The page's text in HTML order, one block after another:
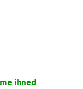
hvězdiček.
ihned